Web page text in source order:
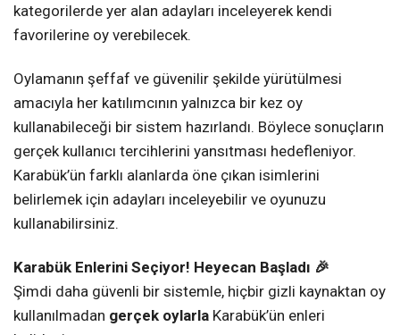
kategorilerde yer alan adayları inceleyerek kendi
favorilerine oy verebilecek.
Oylamanın şeffaf ve güvenilir şekilde yürütülmesi
amacıyla her katılımcının yalnızca bir kez oy
kullanabileceği bir sistem hazırlandı. Böylece sonuçların
gerçek kullanıcı tercihlerini yansıtması hedefleniyor.
Karabük’ün farklı alanlarda öne çıkan isimlerini
belirlemek için adayları inceleyebilir ve oyunuzu
kullanabilirsiniz.
Karabük Enlerini Seçiyor! Heyecan Başladı 🎉
Şimdi daha güvenli bir sistemle, hiçbir gizli kaynaktan oy
kullanılmadan gerçek oylarla Karabük’ün enleri